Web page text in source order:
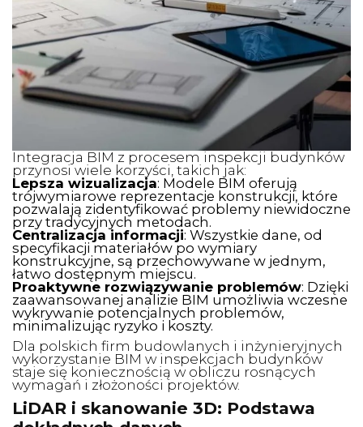
Integracja BIM z procesem inspekcji budynków
przynosi wiele korzyści, takich jak:
Lepsza wizualizacja: Modele BIM oferują
trójwymiarowe reprezentacje konstrukcji, które
pozwalają zidentyfikować problemy niewidoczne
przy tradycyjnych metodach.
Centralizacja informacji: Wszystkie dane, od
specyfikacji materiałów po wymiary
konstrukcyjne, są przechowywane w jednym,
łatwo dostępnym miejscu.
Proaktywne rozwiązywanie problemów: Dzięki
zaawansowanej analizie BIM umożliwia wczesne
wykrywanie potencjalnych problemów,
minimalizując ryzyko i koszty.
Dla polskich firm budowlanych i inżynieryjnych
wykorzystanie BIM w inspekcjach budynków
staje się koniecznością w obliczu rosnących
wymagań i złożoności projektów.
LiDAR i skanowanie 3D: Podstawa